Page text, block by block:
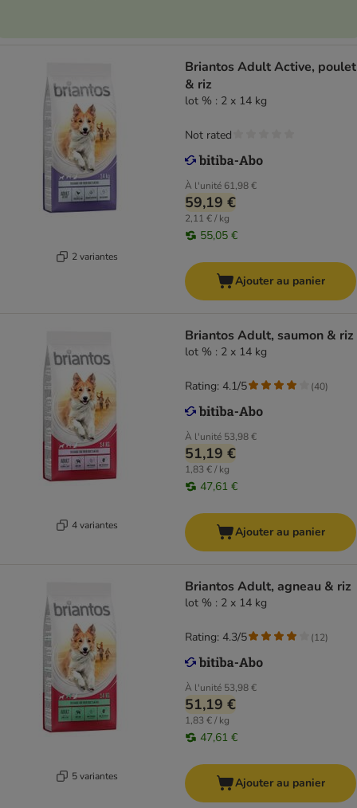
2 variantes
Briantos Adult Active, poulet
& riz
lot % : 2 x 14 kg
À l'unité 61,98 €
59,19 €
2,11 € / kg
55,05 €
Not rated
Ajouter au panier
4 variantes
Briantos Adult, saumon & riz
lot % : 2 x 14 kg
À l'unité 53,98 €
51,19 €
1,83 € / kg
47,61 €
Rating: 4.1/5 (40)
Ajouter au panier
5 variantes
Briantos Adult, agneau & riz
lot % : 2 x 14 kg
À l'unité 53,98 €
51,19 €
1,83 € / kg
47,61 €
Rating: 4.3/5 (12)
Ajouter au panier